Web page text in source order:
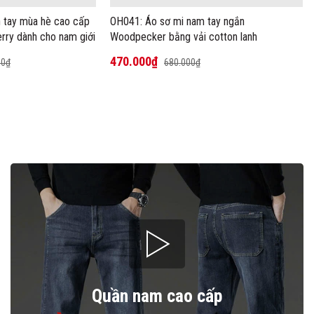
tay mùa hè cao cấp
dành cho nam giới
OH041: Áo sơ mi nam tay ngắn
Woodpecker bằng vải cotton lanh
470.000₫ 680.000₫
- 31%
Quần nam cao cấp